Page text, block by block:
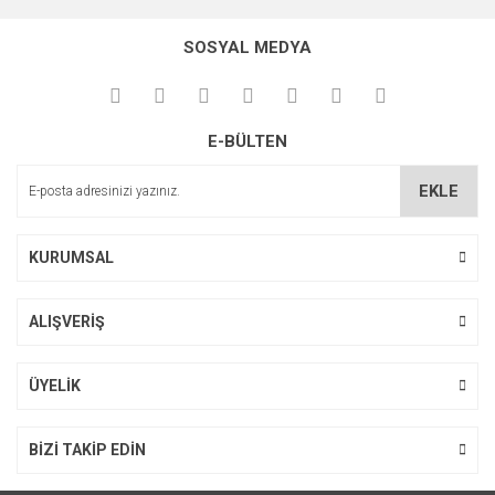
SOSYAL MEDYA
E-BÜLTEN
EKLE
KURUMSAL
ALIŞVERİŞ
ÜYELİK
BİZİ TAKİP EDİN